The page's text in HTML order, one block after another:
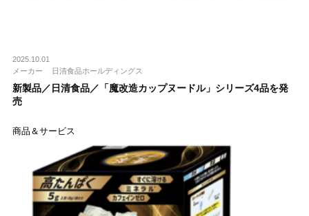
2025.10.01
メーカー
日清食品ホールディングス
新製品／日清食品／「魔改造カップヌードル」シリーズ4品を発
売
商品＆サービス